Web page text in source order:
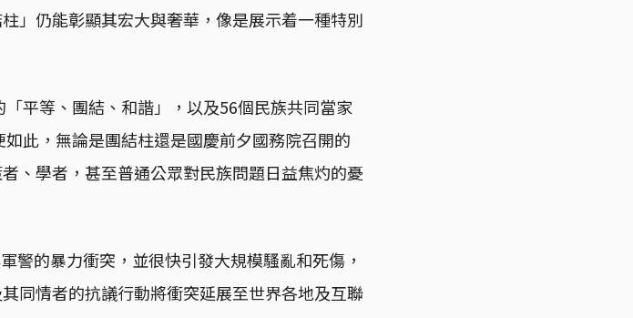
」仍能彰顯其宏大與奢華，像是展示着一種特別
平等、團結、和諧」，以及56個民族共同當家
此，無論是團結柱還是國慶前夕國務院召開的
、學者，甚至普通公眾對民族問題日益焦灼的憂
警的暴力衝突，並很快引發大規模騷亂和死傷，
同情者的抗議行動將衝突延展至世界各地及互聯